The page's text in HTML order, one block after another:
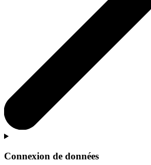
Connexion de données